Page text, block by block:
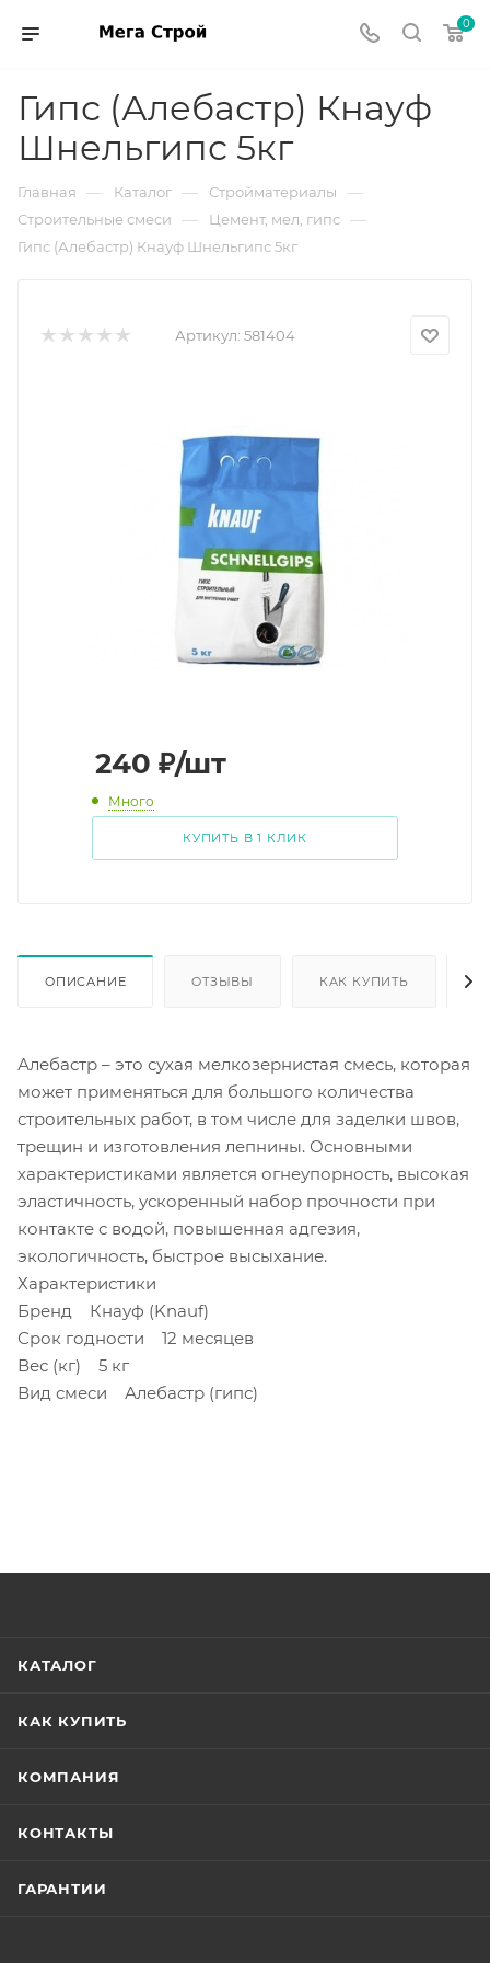
0
Гипс (Алебастр) Кнауф
Шнельгипс 5кг
Главная — Каталог — Стройматериалы —
Строительные смеси — Цемент, мел, гипс —
Гипс (Алебастр) Кнауф Шнельгипс 5кг
Артикул: 581404
240 ₽/шт
Много
КУПИТЬ В 1 КЛИК
ОПИСАНИЕ ОТЗЫВЫ КАК КУПИТЬ
Алебастр – это сухая мелкозернистая смесь, которая
может применяться для большого количества
строительных работ, в том числе для заделки швов,
трещин и изготовления лепнины. Основными
характеристиками является огнеупорность, высокая
эластичность, ускоренный набор прочности при
контакте с водой, повышенная адгезия,
экологичность, быстрое высыхание.
Характеристики
Бренд Кнауф (Knauf)
Срок годности 12 месяцев
Вес (кг) 5 кг
Вид смеси Алебастр (гипс)
КАТАЛОГ
КАК КУПИТЬ
КОМПАНИЯ
КОНТАКТЫ
ГАРАНТИИ